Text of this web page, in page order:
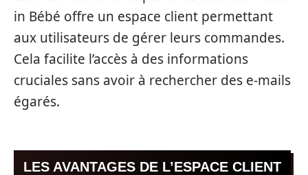
in Bébé offre un espace client permettant
aux utilisateurs de gérer leurs commandes.
Cela facilite l’accès à des informations
cruciales sans avoir à rechercher des e-mails
égarés.
LES AVANTAGES DE L’ESPACE CLIENT